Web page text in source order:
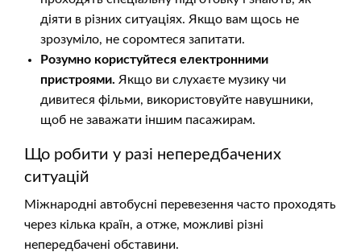
діяти в різних ситуаціях. Якщо вам щось не
зрозуміло, не соромтеся запитати.
Розумно користуйтеся електронними
пристроями. Якщо ви слухаєте музику чи
дивитеся фільми, використовуйте навушники,
щоб не заважати іншим пасажирам.
Що робити у разі непередбачених
ситуацій
Міжнародні автобусні перевезення часто проходять
через кілька країн, а отже, можливі різні
непередбачені обставини.